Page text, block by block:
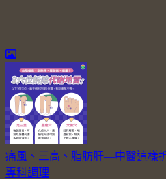
痛風、三高、脂肪肝—中醫這樣
專科調理